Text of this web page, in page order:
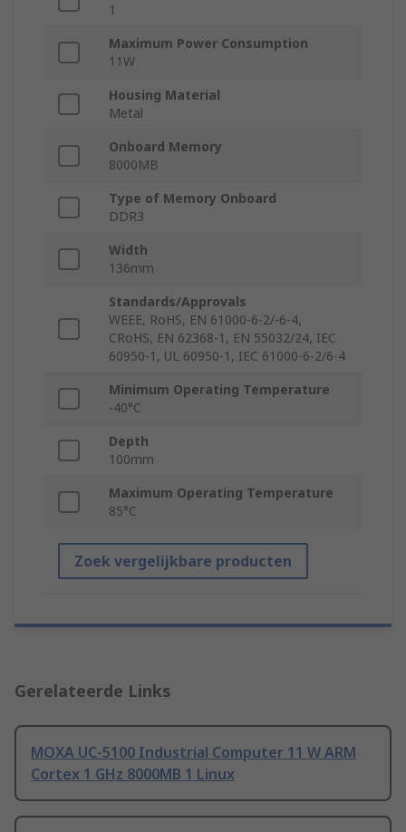
1
Maximum Power Consumption
11W
Housing Material
Metal
Onboard Memory
8000MB
Type of Memory Onboard
DDR3
Width
136mm
Standards/Approvals
WEEE, RoHS, EN 61000-6-2/-6-4,
CRoHS, EN 62368-1, EN 55032/24, IEC
60950-1, UL 60950-1, IEC 61000-6-2/6-4
Minimum Operating Temperature
-40°C
Depth
100mm
Maximum Operating Temperature
85°C
Zoek vergelijkbare producten
Gerelateerde Links
MOXA UC-5100 Industrial Computer 11 W ARM
Cortex 1 GHz 8000MB 1 Linux